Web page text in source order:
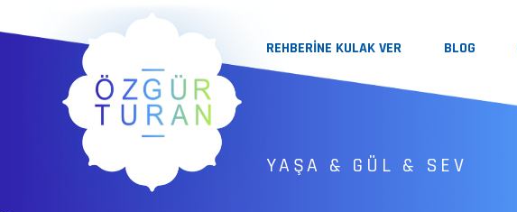
REHBERİNE KULAK VER BLOG
YAŞA & GÜL & SEV